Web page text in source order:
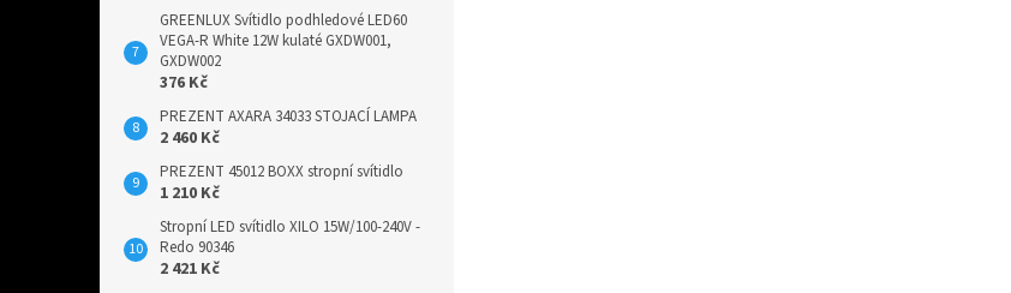
GREENLUX Svítidlo podhledové LED60
VEGA-R White 12W kulaté GXDW001,
GXDW002
376 Kč
PREZENT AXARA 34033 STOJACÍ LAMPA
2 460 Kč
PREZENT 45012 BOXX stropní svítidlo
1 210 Kč
Stropní LED svítidlo XILO 15W/100-240V -
Redo 90346
2 421 Kč